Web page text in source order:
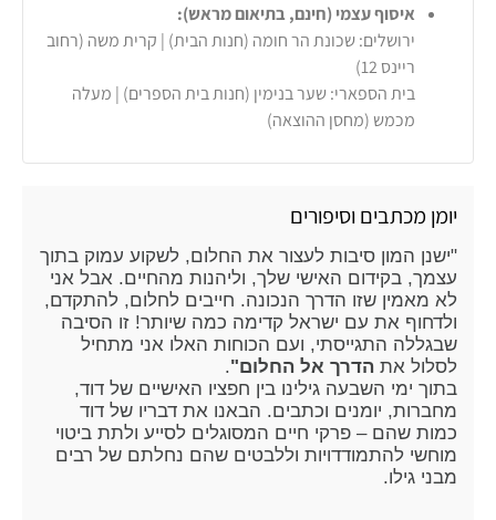
איסוף עצמי (חינם, בתיאום מראש):
ירושלים: שכונת הר חומה (חנות הבית) | קרית משה (רחוב
ריינס 12)
בית הספארי: שער בנימין (חנות בית הספרים) | מעלה
מכמש (מחסן ההוצאה)
יומן מכתבים וסיפורים
"ישנן המון סיבות לעצור את החלום, לשקוע עמוק בתוך
עצמך, בקידום האישי שלך, וליהנות מהחיים. אבל אני
לא מאמין שזו הדרך הנכונה. חייבים לחלום, להתקדם,
ולדחוף את עם ישראל קדימה כמה שיותר! זו הסיבה
שבגללה התגייסתי, ועם הכוחות האלו אני מתחיל
לסלול את הדרך אל החלום".
בתוך ימי השבעה גילינו בין חפציו האישיים של דוד,
מחברות, יומנים וכתבים. הבאנו את דבריו של דוד
כמות שהם – פרקי חיים המסוגלים לסייע ולתת ביטוי
מוחשי להתמודדויות וללבטים שהם נחלתם של רבים
מבני גילו.